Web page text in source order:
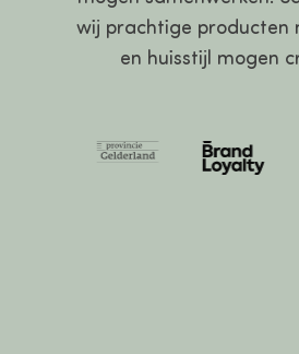
wij prachtige producten
en huisstijl mogen